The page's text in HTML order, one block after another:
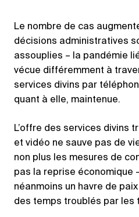
Le nombre de cas
décisions administratives
assouplies – la pandémie
vécue différemment à
services divins par
quant à elle, maintenue.
L’offre des services divins
et vidéo ne sauve pas de
non plus les mesures de
pas la reprise économique
néanmoins un havre de
des temps troublés par les